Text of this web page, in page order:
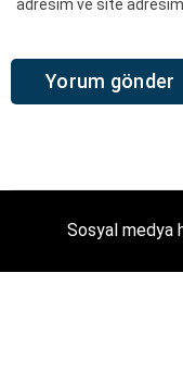
adresim ve site adresim
Sosyal medya